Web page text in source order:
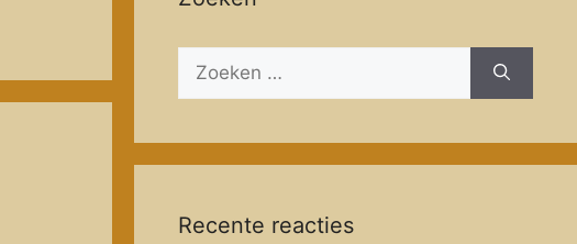
naar:
Recente reacties